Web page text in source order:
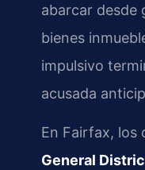
abarcar desde
bienes
impulsivo
acusada
En Fairfax, los
General